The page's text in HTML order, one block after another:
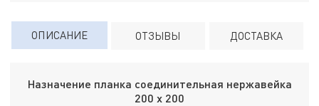
ОПИСАНИЕ ОТЗЫВЫ ДОСТАВКА
Назначение планка соединительная нержавейка
200 х 200